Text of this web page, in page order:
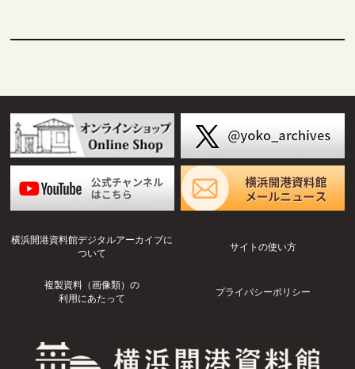
横浜開港資料館デジタルアーカイブに
ついて
サイトの使い方
複製資料（画像類）の
利用にあたって
プライバシーポリシー